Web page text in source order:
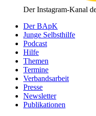
Der Instagram-Kanal
Der BApK
Junge Selbsthilfe
Podcast
Hilfe
Themen
Termine
Verbandsarbeit
Presse
Newsletter
Publikationen